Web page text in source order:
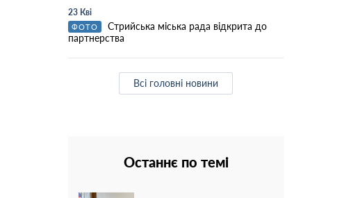
23 Кві
ФОТО
Стрийська міська рада відкрита до
партнерства
Всі головні новини
Останнє по темі